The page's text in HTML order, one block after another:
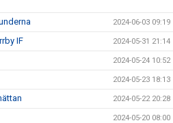
2024-06-03 09:19
IF 2024-05-31 21:14
2024-05-24 10:52
2024-05-23 18:13
2024-05-22 20:28
2024-05-20 08:00